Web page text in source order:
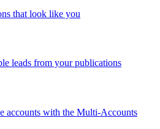
that look like you
leads from your publications
accounts with the Multi-Accounts